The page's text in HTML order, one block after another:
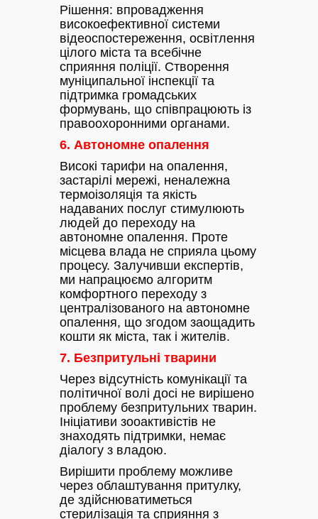
Рішення: впровадження
високоефективної системи
відеоспостереження, освітлення
цілого міста та всебічне
сприяння поліції. Створення
муніципальної інспекції та
підтримка громадських
формувань, що співпрацюють із
правоохоронними органами.
6. Автономне опалення
Високі тарифи на опалення,
застарілі мережі, неналежна
термоізоляція та якість
надаваних послуг стимулюють
людей до переходу на
автономне опалення. Проте
місцева влада не сприяла цьому
процесу. Залучивши експертів,
ми напрацюємо алгоритм
комфортного переходу з
централізованого на автономне
опалення, що згодом заощадить
кошти як міста, так і жителів.
7. Безпритульні тварини
Через відсутність комунікації та
політичної волі досі не вирішено
проблему безпритульних тварин.
Ініціативи зооактивістів не
знаходять підтримки, немає
діалогу з владою.
Вирішити проблему можливе
через облаштування притулку,
де здійснюватиметься
стерилізація та сприяння з